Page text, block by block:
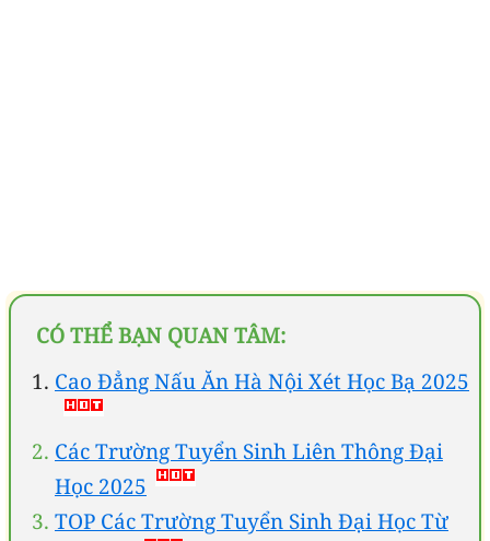
CÓ THỂ BẠN QUAN TÂM:
Cao Đẳng Nấu Ăn Hà Nội Xét Học Bạ 2025
Các Trường Tuyển Sinh Liên Thông Đại
Học 2025
TOP Các Trường Tuyển Sinh Đại Học Từ